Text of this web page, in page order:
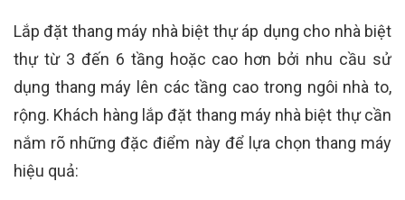
Lắp đặt thang máy nhà biệt thự áp dụng cho nhà biệt
thự từ 3 đến 6 tầng hoặc cao hơn bởi nhu cầu sử
dụng thang máy lên các tầng cao trong ngôi nhà to,
rộng. Khách hàng lắp đặt thang máy nhà biệt thự cần
nắm rõ những đặc điểm này để lựa chọn thang máy
hiệu quả: